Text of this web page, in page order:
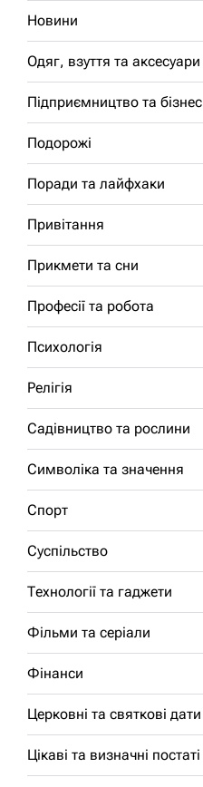
Новини
Одяг, взуття та аксесуари
Підприємництво та бізнес
Подорожі
Поради та лайфхаки
Привітання
Прикмети та сни
Професії та робота
Психологія
Релігія
Садівництво та рослини
Символіка та значення
Спорт
Суспільство
Технології та гаджети
Фільми та серіали
Фінанси
Церковні та святкові дати
Цікаві та визначні постаті